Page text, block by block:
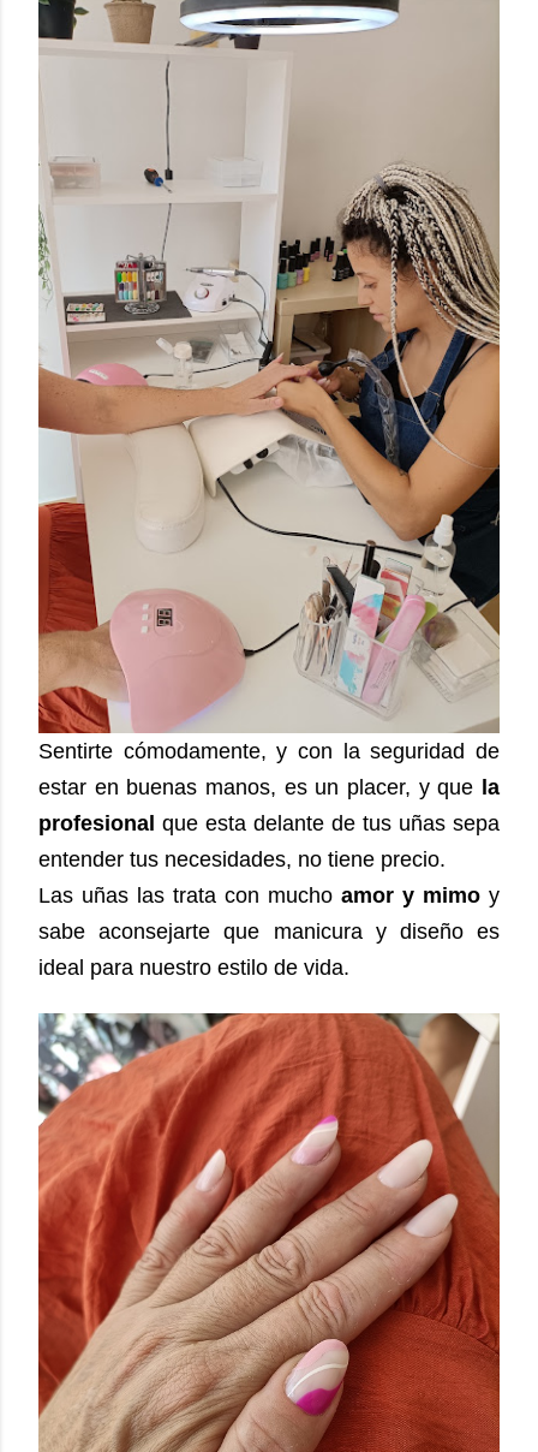
Sentirte cómodamente, y con la seguridad de
estar en buenas manos, es un placer, y que la
profesional que esta delante de tus uñas sepa
entender tus necesidades, no tiene precio.
Las uñas las trata con mucho amor y mimo y
sabe aconsejarte que manicura y diseño es
ideal para nuestro estilo de vida.